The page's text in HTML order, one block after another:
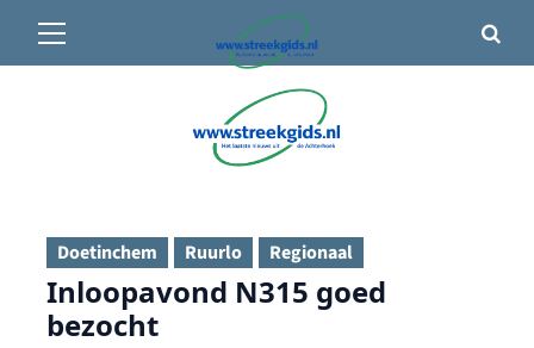
13°C• Vandaag 12° / 22°
menu
Doetinchem Ruurlo Regionaal
Inloopavond N315 goed
bezocht